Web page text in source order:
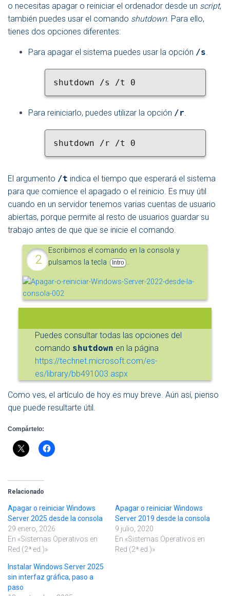
o necesitas apagar o reiniciar el ordenador desde un script,
también puedes usar el comando shutdown. Para ello,
tienes dos opciones diferentes:
Para apagar el sistema puedes usar la opción /s.
shutdown /s /t 0
Para reiniciarlo, puedes utilizar la opción /r.
shutdown /r /t 0
El argumento /t indica el tiempo que esperará el sistema
para que comience el apagado o el reinicio. Es muy útil
cuando en un servidor tenemos varias cuentas de usuario
abiertas, porque permite al resto de usuarios guardar su
trabajo antes de que que se inicie el comando.
Escribimos el comando en la consola y
pulsamos la tecla
Intro .
Puedes consultar todas las opciones del
comando shutdown en la página
https://technet.microsoft.com/es-
es/library/bb491003.aspx
Como ves, el artículo de hoy es muy breve. Aún así, pienso
que puede resultarte útil.
Compártelo:
Relacionado
Apagar o reiniciar Windows
Server 2025 desde la consola
29 enero, 2026
En «Sistemas Operativos en
Red (2ª ed.)»
Apagar o reiniciar Windows
Server 2019 desde la consola
9 julio, 2020
En «Sistemas Operativos en
Red (2ª ed.)»
Instalar Windows Server 2025
sin interfaz gráfica, paso a
paso